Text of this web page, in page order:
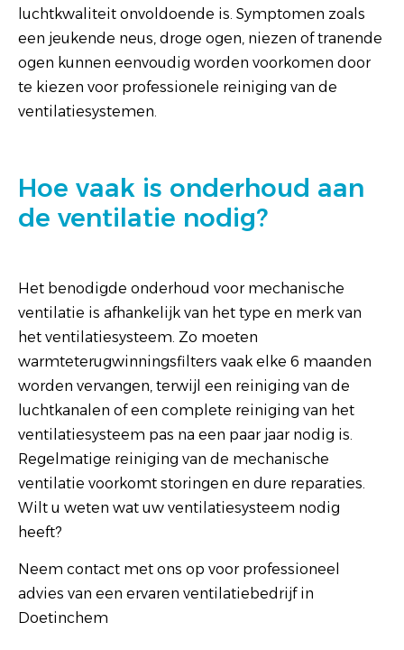
luchtkwaliteit onvoldoende is. Symptomen zoals
een jeukende neus, droge ogen, niezen of tranende
ogen kunnen eenvoudig worden voorkomen door
te kiezen voor professionele reiniging van de
ventilatiesystemen.
Hoe vaak is onderhoud aan
de ventilatie nodig?
Het benodigde onderhoud voor mechanische
ventilatie is afhankelijk van het type en merk van
het ventilatiesysteem. Zo moeten
warmteterugwinningsfilters vaak elke 6 maanden
worden vervangen, terwijl een reiniging van de
luchtkanalen of een complete reiniging van het
ventilatiesysteem pas na een paar jaar nodig is.
Regelmatige reiniging van de mechanische
ventilatie voorkomt storingen en dure reparaties.
Wilt u weten wat uw ventilatiesysteem nodig
heeft?
Neem contact met ons op voor professioneel
advies van een ervaren ventilatiebedrijf in
Doetinchem